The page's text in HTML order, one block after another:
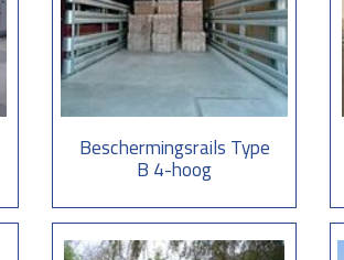
Beschermingsrails Type
B 4-hoog